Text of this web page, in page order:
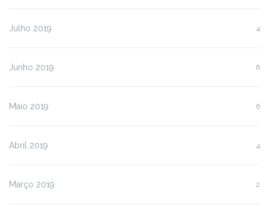
Julho 2019 4
Junho 2019 6
Maio 2019 6
Abril 2019 4
Março 2019 2